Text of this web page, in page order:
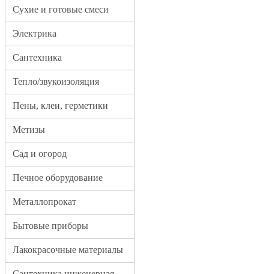
Сухие и готовые смеси
Электрика
Сантехника
Тепло/звукоизоляция
Пены, клеи, герметики
Метизы
Сад и огород
Печное оборудование
Металлопрокат
Бытовые приборы
Лакокрасочные материалы